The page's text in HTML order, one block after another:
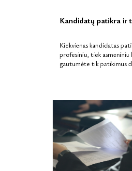
Kandidatų patikra ir
Kiekvienas kandidatas
profesiniu, tiek asmeniniu
gautumėte tik patikimus